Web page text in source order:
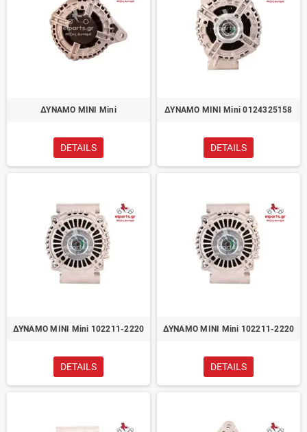
ΔΥΝΑΜΟ MINI Mini
DETAILS
ΔΥΝΑΜΟ MINI Mini 0124325158
DETAILS
ΔΥΝΑΜΟ MINI Mini 102211-2220
DETAILS
ΔΥΝΑΜΟ MINI Mini 102211-2220
DETAILS